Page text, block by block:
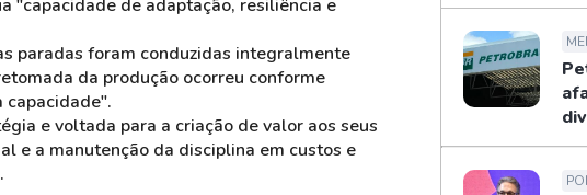
"capacidade de adaptação, resiliência e
paradas foram conduzidas integralmente
da produção ocorreu conforme
capacidade".
e voltada para a criação de valor aos seus
e a manutenção da disciplina em custos e